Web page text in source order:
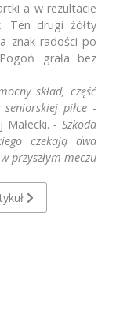
a w rezultacie
Ten drugi żółty
znak radości po
grała bez
skład, część
piłce-
Małecki.- Szkoda
czekają dwa
przyszłym meczu
Lębork 1:3
Pogoń Lębork -